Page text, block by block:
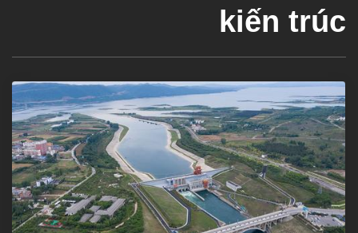
kiến trúc